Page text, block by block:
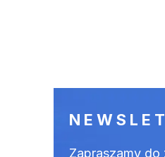
Zapraszamy do